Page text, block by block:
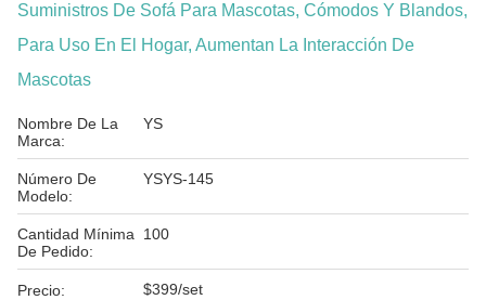
Suministros De Sofá Para Mascotas, Cómodos Y Blandos,
Para Uso En El Hogar, Aumentan La Interacción De
Mascotas
Nombre De La
Marca:
YS
Número De
Modelo:
YSYS-145
Cantidad Mínima
De Pedido:
100
Precio: $399/set